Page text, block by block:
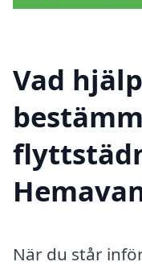
Vad
När du står